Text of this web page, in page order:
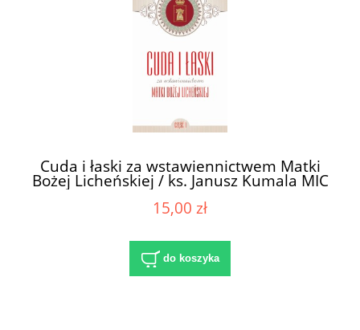
Cuda i łaski za wstawiennictwem Matki
Bożej Licheńskiej / ks. Janusz Kumala MIC
(oprac.)
15,00 zł
do koszyka